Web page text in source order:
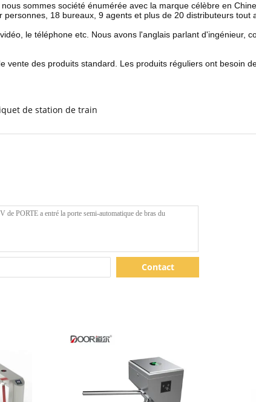
sommes société énumérée avec la marque célèbre en
18 bureaux, 9 agents et plus de 20 distributeurs tout
le téléphone etc. Nous avons l'anglais parlant d'ingénieur,
des produits standard. Les produits réguliers ont besoin
de station de train
Contact